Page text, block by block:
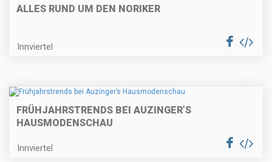
ALLES RUND UM DEN NORIKER
Innviertel
FRÜHJAHRSTRENDS BEI AUZINGER’S
HAUSMODENSCHAU
Innviertel